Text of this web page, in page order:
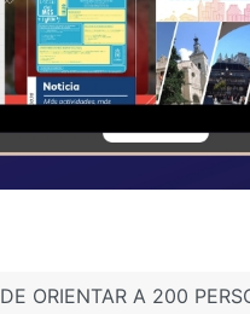
ORIENTAR A 200